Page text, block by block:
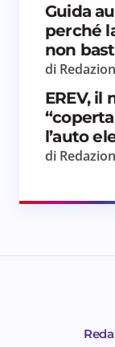
Guida
perché
non
di
EREV,
l’auto
di